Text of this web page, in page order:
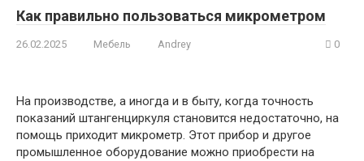
Как правильно пользоваться микрометром
26.02.2025 Мебель Andrey 0
На производстве, а иногда и в быту, когда точность
показаний штангенциркуля становится недостаточно, на
помощь приходит микрометр. Этот прибор и другое
промышленное оборудование можно приобрести на